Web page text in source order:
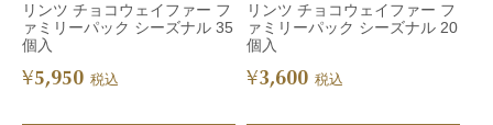
リンツ チョコウェイファー フ
ァミリーパック シーズナル 35
個入
¥5,950 税込
リンツ チョコウェイファー フ
ァミリーパック シーズナル 20
個入
¥3,600 税込